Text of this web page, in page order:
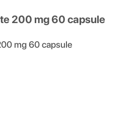
200 mg 60 capsule